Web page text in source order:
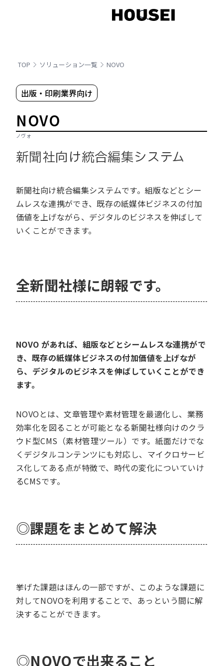
TOP ソリューション一覧 NOVO
出版・印刷業界向け
NOVO
ノヴォ
新聞社向け統合編集システム
新聞社向け統合編集システムです。組版などとシー
ムレスな連携ができ、既存の紙媒体ビジネスの付加
価値を上げながら、デジタルのビジネスを伸ばして
いくことができます。
全新聞社様に朗報です。
NOVO があれば、組版などとシームレスな連携がで
き、既存の紙媒体ビジネスの付加価値を上げなが
ら、デジタルのビジネスを伸ばしていくことができ
ます。
NOVOとは、文章管理や素材管理を最適化し、業務
効率化を図ることが可能となる新聞社様向けのクラ
ウド型CMS（素材管理ツール）です。紙面だけでな
くデジタルコンテンツにも対応し、マイクロサービ
ス化してある点が特徴で、時代の変化についていけ
るCMSです。
◎課題をまとめて解決
挙げた課題はほんの一部ですが、このような課題に
対してNOVOを利用することで、あっという間に解
決することができます。
◎NOVOで出来ること